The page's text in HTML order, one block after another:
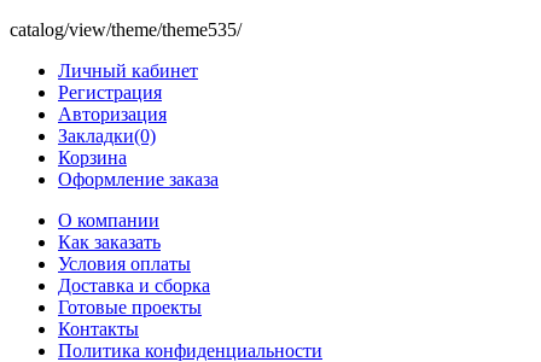
catalog/view/theme/theme535/
Личный кабинет
Регистрация
Авторизация
Закладки(0)
Корзина
Оформление заказа
O компании
Как заказать
Условия оплаты
Доставка и сборка
Готовые проекты
Контакты
Политика конфиденциальности